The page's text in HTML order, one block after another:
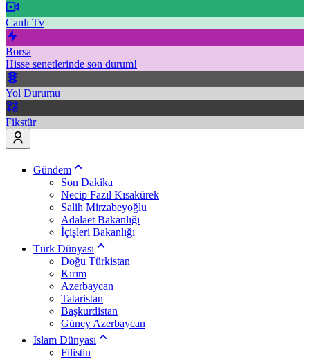
Canlı Tv
Borsa
Hisse senetlerinde son durum!
Yol Durumu
Fikstür
Gündem
Son Dakika
Necip Fazıl Kısakürek
Salih Mirzabeyoğlu
Adalaet Bakanlığı
İçişleri Bakanlığı
Türk Dünyası
Doğu Türkistan
Kırım
Azerbaycan
Tataristan
Başkurdistan
Güney Azerbaycan
İslam Dünyası
Filistin